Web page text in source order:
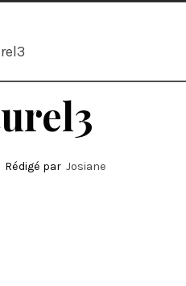
Rédigé par Josiane